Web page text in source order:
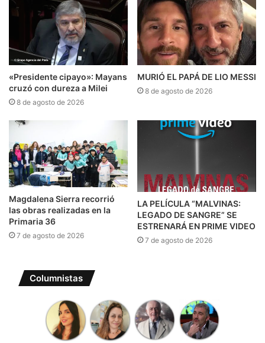
«Presidente cipayo»: Mayans
cruzó con dureza a Milei
8 de agosto de 2026
MURIÓ EL PAPÁ DE LIO MESSI
8 de agosto de 2026
Magdalena Sierra recorrió
las obras realizadas en la
Primaria 36
7 de agosto de 2026
LA PELÍCULA “MALVINAS:
LEGADO DE SANGRE” SE
ESTRENARÁ EN PRIME VIDEO
7 de agosto de 2026
Columnistas